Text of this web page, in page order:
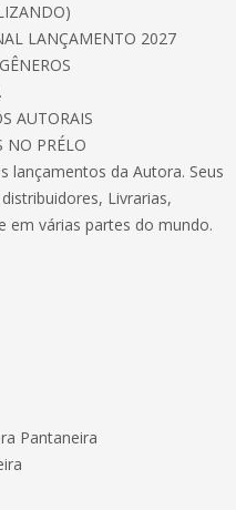
LANÇAMENTO 2027
AUTORAIS
NO PRÉLO
lançamentos da Autora. Seus
Livrarias,
em várias partes do mundo.
Pantaneira